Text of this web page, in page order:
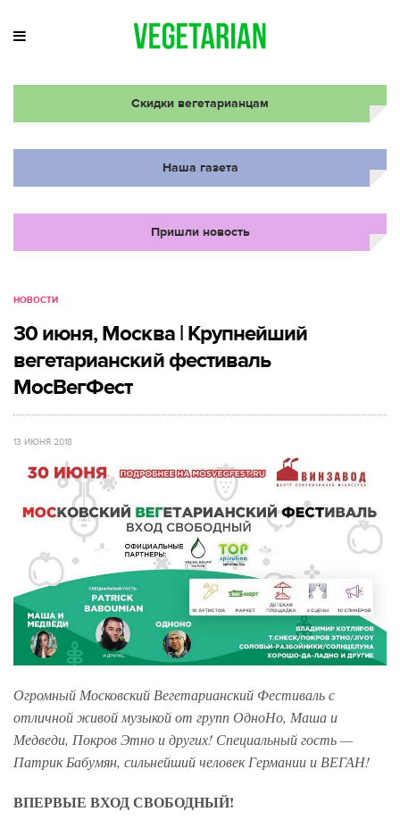
Скидки вегетарианцам
Наша газета
Пришли новость
НОВОСТИ
30 июня, Москва | Крупнейший
вегетарианский фестиваль
МосВегФест
13 ИЮНЯ 2018
Огромный Московский Вегетарианский Фестиваль с
отличной живой музыкой от групп ОдноНо, Маша и
Медведи, Покров Этно и других! Специальный гость —
Патрик Бабумян, сильнейший человек Германии и ВЕГАН!
ВПЕРВЫЕ ВХОД СВОБОДНЫЙ!